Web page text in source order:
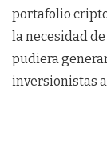
portafolio
la necesidad
pudiera
inversionistas